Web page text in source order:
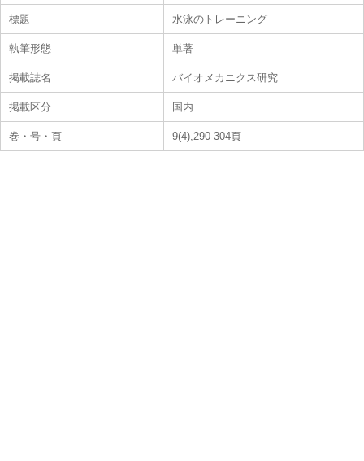
標題 水泳のトレーニング
執筆形態 単著
掲載誌名 バイオメカニクス研究
掲載区分 国内
巻・号・頁 9(4),290-304頁